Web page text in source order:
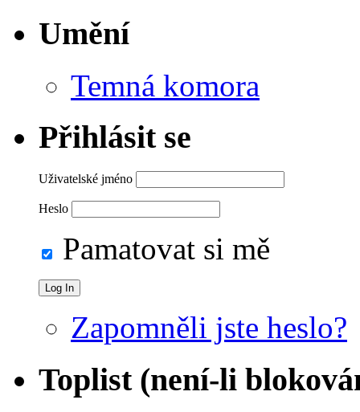
Umění
Temná komora
Přihlásit se
Uživatelské jméno
Heslo
Pamatovat si mě
Zapomněli jste heslo?
Toplist (není-li